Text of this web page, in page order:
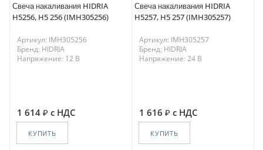
Свеча накаливания HIDRIA
H5256, H5 256 (IMH305256)
Артикул: IMH305256
Бренд: HIDRIA
Напряжение: 12 В
1 614 с НДС
КУПИТЬ
Свеча накаливания HIDRIA
H5257, H5 257 (IMH305257)
Артикул: IMH305257
Бренд: HIDRIA
Напряжение: 24 В
1 616 с НДС
КУПИТЬ